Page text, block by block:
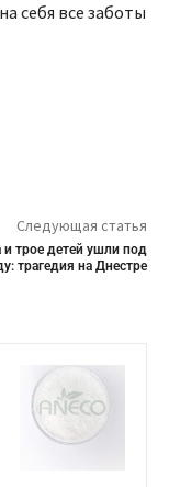
себя все заботы
Следующая статья
трое детей ушли под
трагедия на Днестре